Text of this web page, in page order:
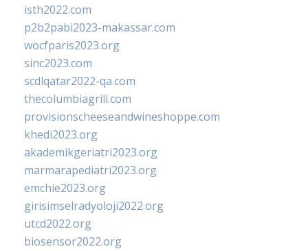
isth2022.com
p2b2pabi2023-makassar.com
wocfparis2023.org
sinc2023.com
scdlqatar2022-qa.com
thecolumbiagrill.com
provisionscheeseandwineshoppe.com
khedi2023.org
akademikgeriatri2023.org
marmarapediatri2023.org
emchie2023.org
girisimselradyoloji2022.org
utcd2022.org
biosensor2022.org